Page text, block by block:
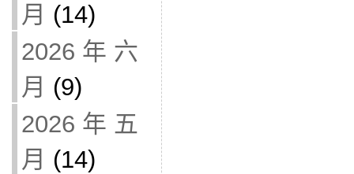
月 (14)
2026 年 六
月 (9)
2026 年 五
月 (14)